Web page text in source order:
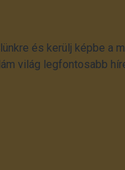
és kerülj képbe a
világ legfontosabb